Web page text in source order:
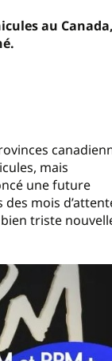
au
mais
une future
mois
triste